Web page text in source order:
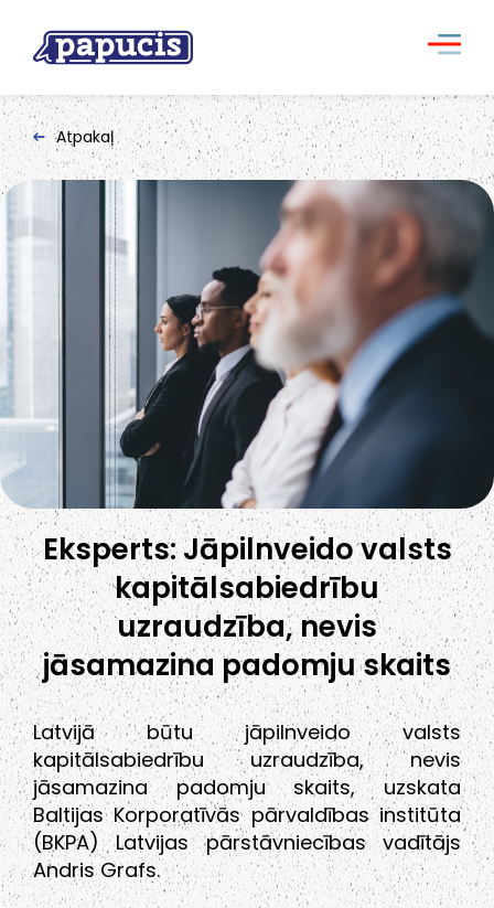
Atpakaļ
Eksperts: Jāpilnveido valsts
kapitālsabiedrību
uzraudzība, nevis
jāsamazina padomju skaits
Latvijā būtu jāpilnveido valsts
kapitālsabiedrību uzraudzība, nevis
jāsamazina padomju skaits, uzskata
Baltijas Korporatīvās pārvaldības institūta
(BKPA) Latvijas pārstāvniecības vadītājs
Andris Grafs.